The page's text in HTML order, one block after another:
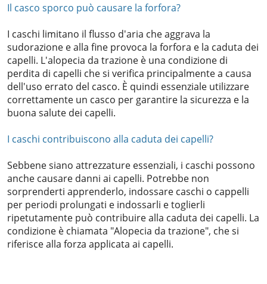
Il casco sporco può causare la forfora?
I caschi limitano il flusso d'aria che aggrava la
sudorazione e alla fine provoca la forfora e la caduta dei
capelli. L'alopecia da trazione è una condizione di
perdita di capelli che si verifica principalmente a causa
dell'uso errato del casco. È quindi essenziale utilizzare
correttamente un casco per garantire la sicurezza e la
buona salute dei capelli.
I caschi contribuiscono alla caduta dei capelli?
Sebbene siano attrezzature essenziali, i caschi possono
anche causare danni ai capelli. Potrebbe non
sorprenderti apprenderlo, indossare caschi o cappelli
per periodi prolungati e indossarli e toglierli
ripetutamente può contribuire alla caduta dei capelli. La
condizione è chiamata "Alopecia da trazione", che si
riferisce alla forza applicata ai capelli.